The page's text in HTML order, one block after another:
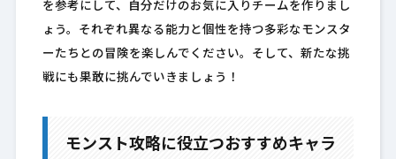
を参考にして、自分だけのお気に入りチームを作りまし
ょう。それぞれ異なる能力と個性を持つ多彩なモンスタ
ーたちとの冒険を楽しんでください。そして、新たな挑
戦にも果敢に挑んでいきましょう！
モンスト攻略に役立つおすすめキャラ